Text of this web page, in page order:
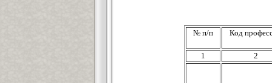
№ п/п Код
1 2